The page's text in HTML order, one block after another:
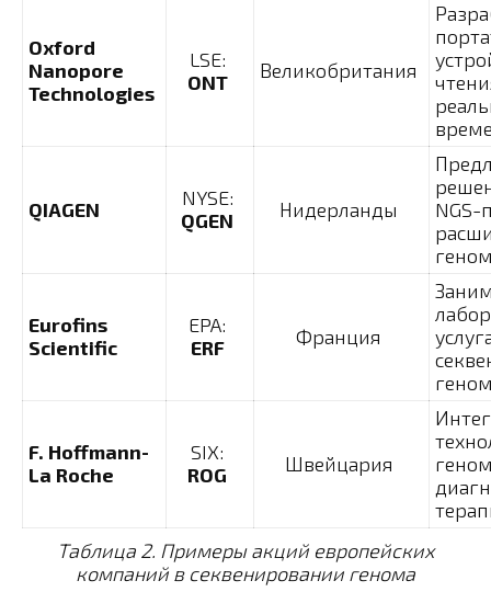
Oxford
Nanopore
Technologies
LSE:
ONT
Великобритания
QIAGEN
NYSE:
QGEN
Нидерланды
Eurofins
Scientific
EPA:
ERF
Франция
F. Hoffmann-
La Roche
SIX:
ROG
Швейцария
Таблица 2. Примеры акций европейских
компаний в секвенировании генома